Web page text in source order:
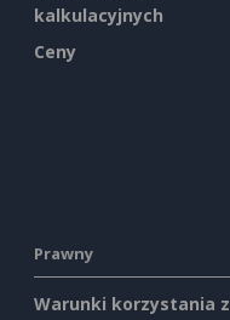
kalkulacyjnych
Ceny
Prawny
Warunki korzystania z